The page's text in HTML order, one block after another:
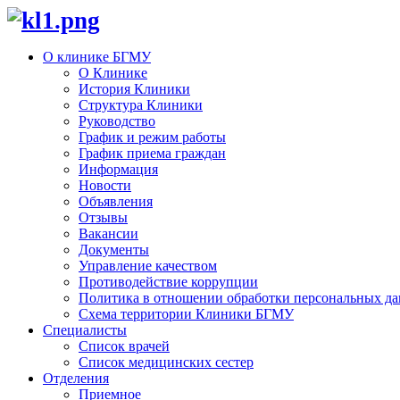
О клинике БГМУ
О Клинике
История Клиники
Структура Клиники
Руководство
График и режим работы
График приема граждан
Информация
Новости
Объявления
Отзывы
Вакансии
Документы
Управление качеством
Противодействие коррупции
Политика в отношении обработки персональных
Схема территории Клиники БГМУ
Специалисты
Список врачей
Список медицинских сестер
Отделения
Приемное